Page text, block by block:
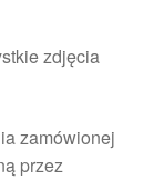
zdjęcia
zamówionej
przez